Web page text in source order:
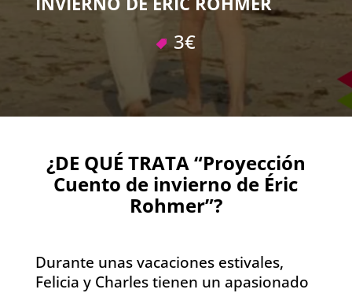
3€
¿DE QUÉ TRATA “Proyección
Cuento de invierno de Éric
Rohmer”?
Durante unas vacaciones estivales,
Felicia y Charles tienen un apasionado